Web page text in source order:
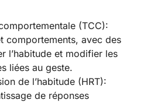
(TCC):
comportements, avec des
l’habitude et modifier les
liées au geste.
de l’habitude (HRT):
de réponses